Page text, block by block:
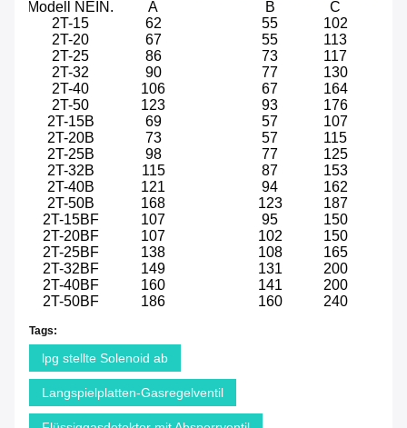
Modell NEIN.
A B C
2T-15
62 55
102
2T-20
67 55
113
2T-25
86 73
117
2T-32
90 77
130
2T-40
106 67
164
2T-50
123 93
176
2T-15B
69 57
107
2T-20B
73 57
115
2T-25B
98 77
125
2T-32B
115 87
153
2T-40B
121 94
162
2T-50B
168 123
187
2T-15BF
107 95
150
2T-20BF
107 102
150
2T-25BF
138 108
165
2T-32BF
149 131
200
2T-40BF
160 141
200
2T-50BF
186 160 240
Tags:
lpg stellte Solenoid ab
Langspielplatten-Gasregelventil